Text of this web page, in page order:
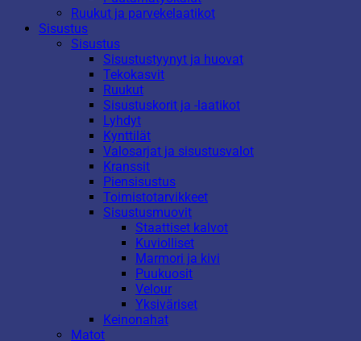
Ruukut ja parvekelaatikot
Sisustus
Sisustus
Sisustustyynyt ja huovat
Tekokasvit
Ruukut
Sisustuskorit ja -laatikot
Lyhdyt
Kynttilät
Valosarjat ja sisustusvalot
Kranssit
Piensisustus
Toimistotarvikkeet
Sisustusmuovit
Staattiset kalvot
Kuviolliset
Marmori ja kivi
Puukuosit
Velour
Yksiväriset
Keinonahat
Matot